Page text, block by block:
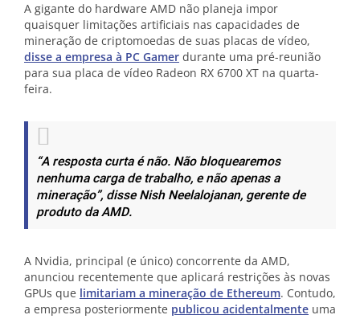
A gigante do hardware AMD não planeja impor
quaisquer limitações artificiais nas capacidades de
mineração de criptomoedas de suas placas de vídeo,
disse a empresa à PC Gamer durante uma pré-reunião
para sua placa de vídeo Radeon RX 6700 XT na quarta-
feira.
“A resposta curta é não. Não bloquearemos
nenhuma carga de trabalho, e não apenas a
mineração”, disse Nish Neelalojanan, gerente de
produto da AMD.
A Nvidia, principal (e único) concorrente da AMD,
anunciou recentemente que aplicará restrições às novas
GPUs que limitariam a mineração de Ethereum. Contudo,
a empresa posteriormente publicou acidentalmente uma